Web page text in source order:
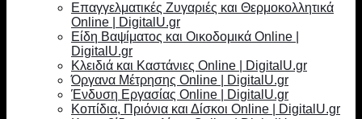
Επαγγελματικές Ζυγαριές και Θερμοκολλητικά
Online | DigitalU.gr
Είδη Βαψίματος και Οικοδομικά Online |
DigitalU.gr
Κλειδιά και Καστάνιες Online | DigitalU.gr
Όργανα Μέτρησης Online | DigitalU.gr
Ένδυση Εργασίας Online | DigitalU.gr
Κοπίδια, Πριόνια και Δίσκοι Online | DigitalU.gr